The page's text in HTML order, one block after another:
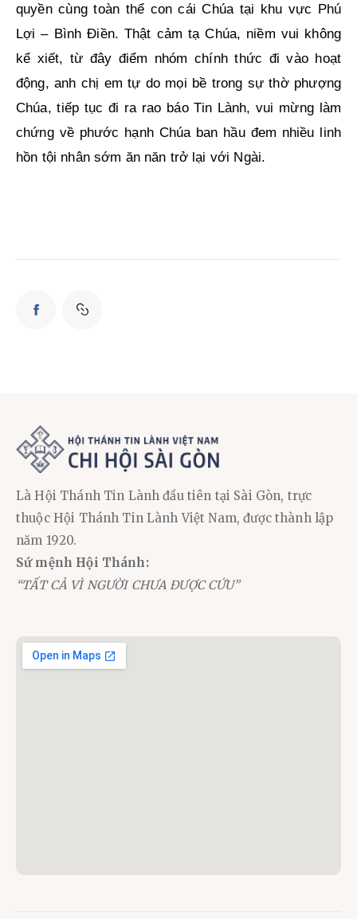
quyền cùng toàn thể con cái Chúa tại khu vực Phú
Lợi – Bình Điền. Thật cảm tạ Chúa, niềm vui không
kể xiết, từ đây điểm nhóm chính thức đi vào hoạt
động, anh chị em tự do mọi bề trong sự thờ phượng
Chúa, tiếp tục đi ra rao báo Tin Lành, vui mừng làm
chứng về phước hạnh Chúa ban hầu đem nhiều linh
hồn tội nhân sớm ăn năn trở lại với Ngài.
Là Hội Thánh Tin Lành đầu tiên tại Sài Gòn, trực
thuộc Hội Thánh Tin Lành Việt Nam, được thành lập
năm 1920.
Sứ mệnh Hội Thánh:
“TẤT CẢ VÌ NGƯỜI CHƯA ĐƯỢC CỨU”